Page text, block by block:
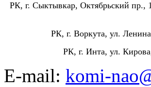
РК, г. Сыктывкар, Октябрьский пр.,
РК, г. Воркута, ул.
РК, г. Инта, ул.
E-mail: komi-